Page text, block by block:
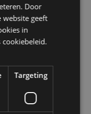
kranen,
werkplek voor
Door
website geeft
in
Targeting